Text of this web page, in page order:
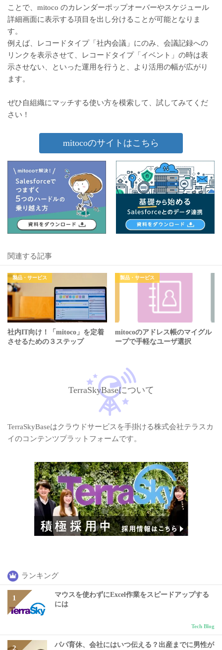
ことで、mitoco のカレンダーポップオーバーやスケジュール
詳細画面に表示する項目を出し分けることが可能となりま
す。
例えば、レコードタイプ「社内会議」にのみ、会議記録への
リンクを表示させて、レコードタイプ「イベント」の時は表
示させない、といった運用を行うと、より活用の幅が広がり
ます。
ぜひ自組織にマッチする使い方を模索して、試してみてくだ
さい！
mitocoのサイトはこちら
関連する記事
製品・サービス
社内IT向け！「mitoco」を定着
させるための３ステップ
製品・サービス
mitocoのアドレス帳のマイグル
ープで手軽なユーザ選択
TerraSkyBaseについて
TerraSkyBaseはクラウドサービスを手掛ける株式会社テラスカ
イのコンテンツプラットフォームです。
ランキング
マウスを使わずにExcel作業をスピードアップする
には
Tech Blog
パパ育休、会社にはいつ伝える？出産までに男性が